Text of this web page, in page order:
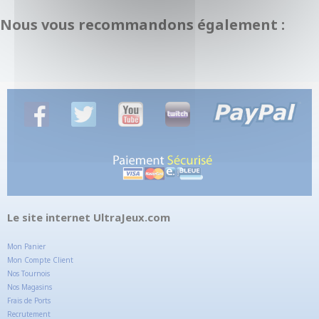
Nous vous recommandons également :
Le site internet UltraJeux.com
Mon Panier
Mon Compte Client
Nos Tournois
Nos Magasins
Frais de Ports
Recrutement